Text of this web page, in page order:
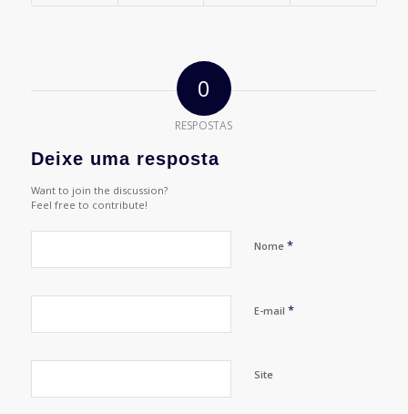
0
RESPOSTAS
Deixe uma resposta
Want to join the discussion?
Feel free to contribute!
Nome *
E-mail *
Site